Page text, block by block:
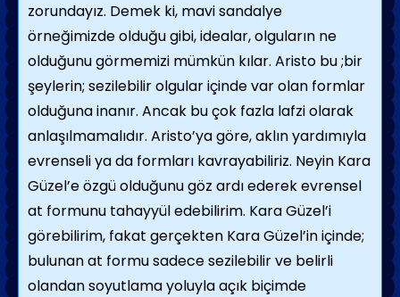
zorundayız. Demek ki, mavi sandalye
örneğimizde olduğu gibi, ide­alar, olguların ne
olduğunu görmemizi mümkün kılar. Aristo bu ;bir
şeylerin; sezilebilir olgular içinde var olan formlar
olduğuna inanır. Ancak bu çok fazla lafzi olarak
anlaşılmamalıdır. Aristo’ya göre, aklın yardımıyla
evrenseli ya da formları kavrayabiliriz. Neyin Kara
Güzel’e özgü olduğunu göz ardı ederek evrensel
at formunu tahayyül edebilirim. Kara Güzel’i
görebilirim, fakat gerçekten Kara Güzel’in içinde;
bulunan at formu sadece sezilebilir ve belirli
olandan so­yutlama yoluyla açık biçimde